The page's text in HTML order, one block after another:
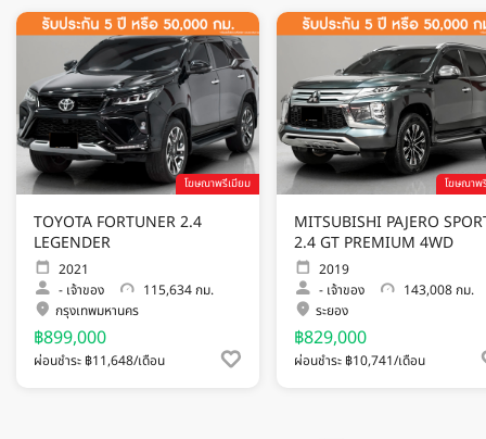
โฆษณาพรีเมียม
TOYOTA FORTUNER 2.4
LEGENDER
2021
- เจ้าของ
115,634 กม.
กรุงเทพมหานคร
฿899,000
ผ่อนชำระ ฿11,648/เดือน
โฆษณาพ
MITSUBISHI PAJERO
2.4 GT PREMIUM 4WD
2019
- เจ้าของ
143,008 กม.
ระยอง
฿829,000
ผ่อนชำระ ฿10,741/เดือน